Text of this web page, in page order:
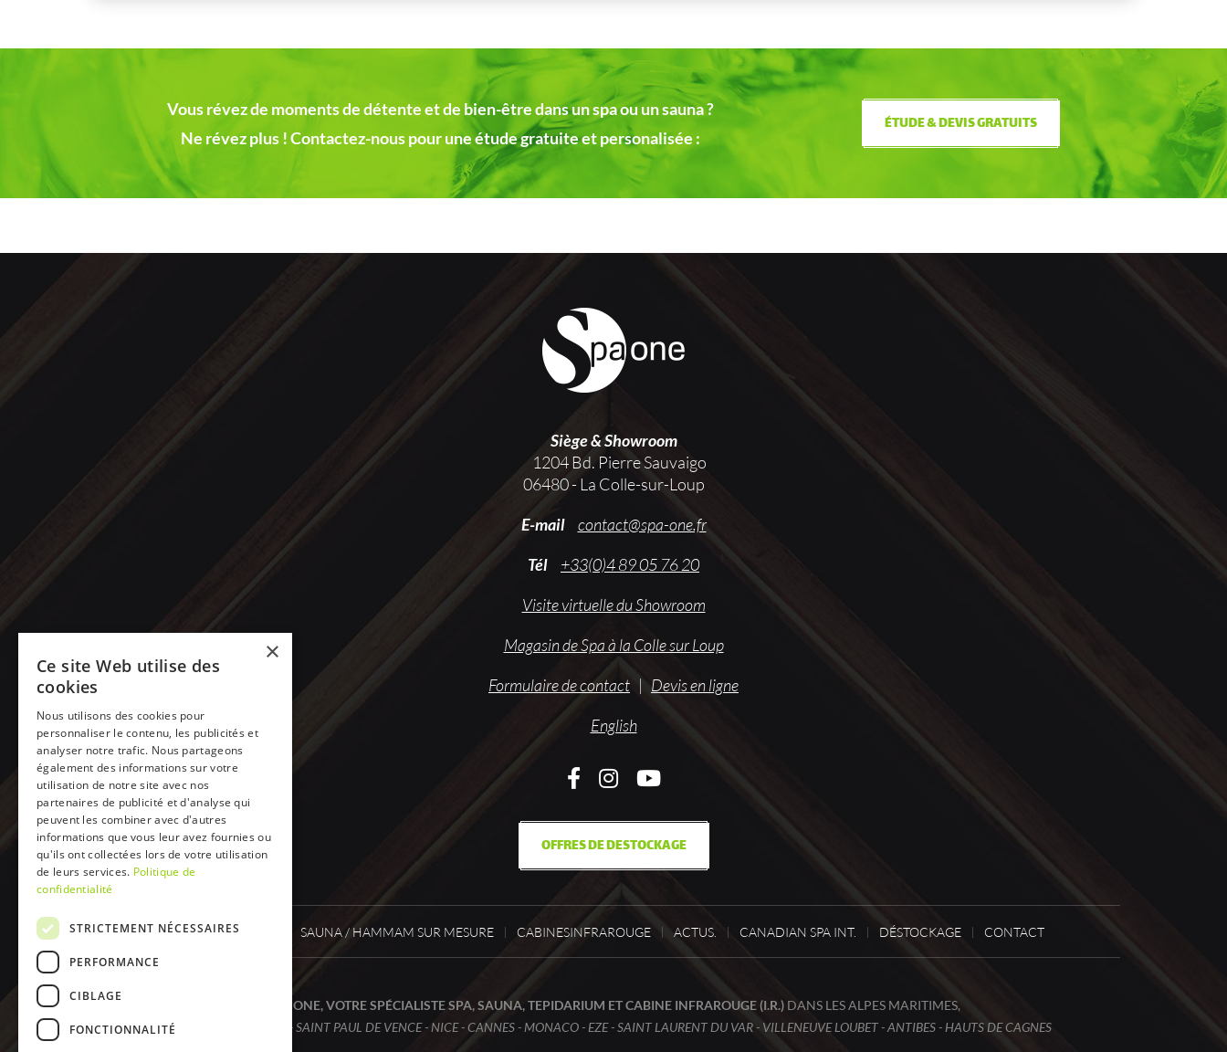
Vous révez de moments de détente et de bien-être dans un spa ou un sauna ?
Ne révez plus ! Contactez-nous pour une étude gratuite et personalisée :
ÉTUDE & DEVIS GRATUITS
Siège & Showroom
1204 Bd. Pierre Sauvaigo
06480 - La Colle-sur-Loup
E-mail
contact@spa-one.fr
Tél
+33(0)4 89 05 76 20
Visite virtuelle du Showroom
Magasin de Spa à la Colle sur Loup
Formulaire de contact | Devis en ligne
English
OFFRES DE DESTOCKAGE
SPA ONE SAUNA / HAMMAM SUR MESURE CABINESINFRAROUGE ACTUS. CANADIAN SPA INT. DÉSTOCKAGE CONTACT
SPA ONE, VOTRE SPÉCIALISTE SPA, SAUNA, TEPIDARIUM ET CABINE INFRAROUGE (I.R.) DANS LES ALPES MARITIMES,
CAGNES SUR MER - SAINT PAUL DE VENCE - NICE - CANNES - MONACO - EZE - SAINT LAURENT DU VAR - VILLENEUVE LOUBET - ANTIBES - HAUTS DE CAGNES
×
Ce site Web utilise des
cookies
Nous utilisons des cookies pour
personnaliser le contenu, les publicités et
analyser notre trafic. Nous partageons
également des informations sur votre
utilisation de notre site avec nos
partenaires de publicité et d'analyse qui
peuvent les combiner avec d'autres
informations que vous leur avez fournies ou
qu'ils ont collectées lors de votre utilisation
de leurs services. Politique de
confidentialité
STRICTEMENT NÉCESSAIRES
PERFORMANCE
CIBLAGE
FONCTIONNALITÉ